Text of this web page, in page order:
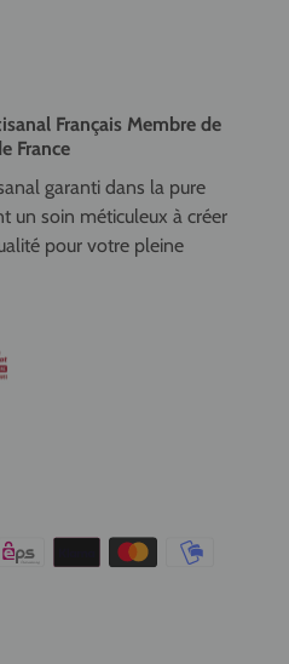
Français Membre de
France
garanti dans la pure
un soin méticuleux à créer
pour votre pleine